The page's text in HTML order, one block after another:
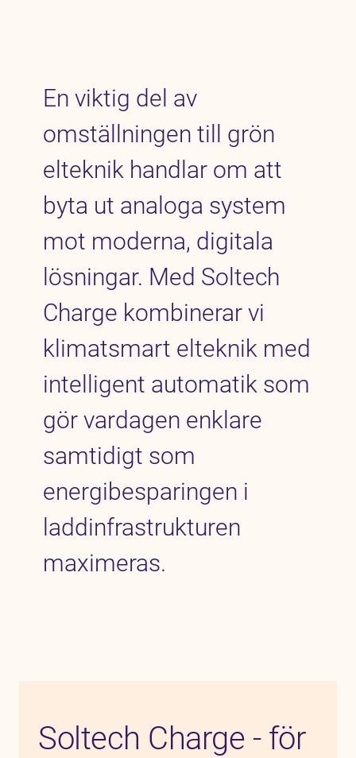
En viktig del av
omställningen till grön
elteknik handlar om att
byta ut analoga system
mot moderna, digitala
lösningar. Med Soltech
Charge kombinerar vi
klimatsmart elteknik med
intelligent automatik som
gör vardagen enklare
samtidigt som
energibesparingen i
laddinfrastrukturen
maximeras.
Soltech Charge - för